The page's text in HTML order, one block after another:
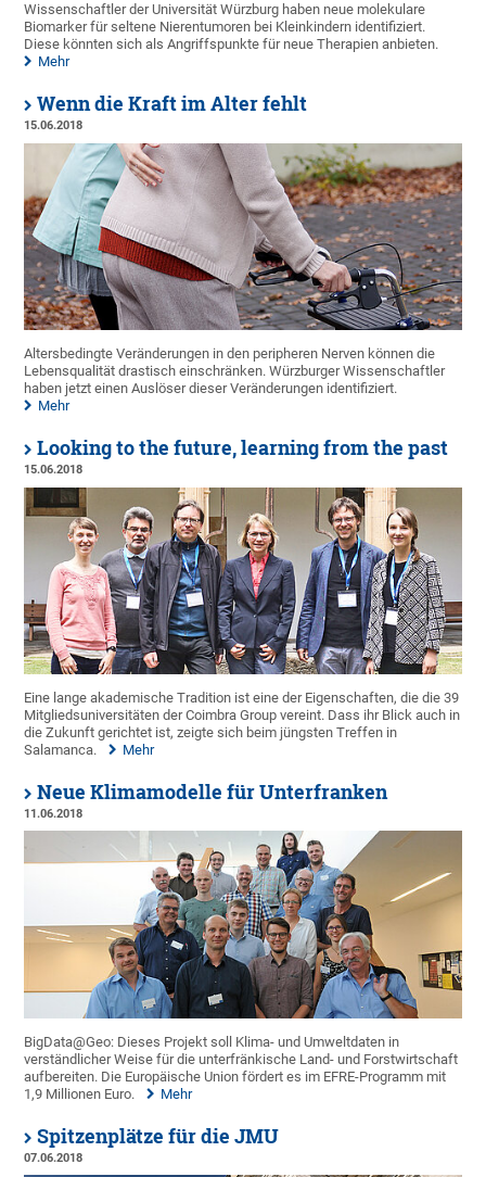
Wissenschaftler der Universität Würzburg haben neue molekulare
Biomarker für seltene Nierentumoren bei Kleinkindern identifiziert.
Diese könnten sich als Angriffspunkte für neue Therapien anbieten.
Mehr
Wenn die Kraft im Alter fehlt
15.06.2018
Altersbedingte Veränderungen in den peripheren Nerven können die
Lebensqualität drastisch einschränken. Würzburger Wissenschaftler
haben jetzt einen Auslöser dieser Veränderungen identifiziert.
Mehr
Looking to the future, learning from the past
15.06.2018
Eine lange akademische Tradition ist eine der Eigenschaften, die die 39
Mitgliedsuniversitäten der Coimbra Group vereint. Dass ihr Blick auch in
die Zukunft gerichtet ist, zeigte sich beim jüngsten Treffen in
Salamanca.
Mehr
Neue Klimamodelle für Unterfranken
11.06.2018
BigData@Geo: Dieses Projekt soll Klima- und Umweltdaten in
verständlicher Weise für die unterfränkische Land- und Forstwirtschaft
aufbereiten. Die Europäische Union fördert es im EFRE-Programm mit
1,9 Millionen Euro.
Mehr
Spitzenplätze für die JMU
07.06.2018